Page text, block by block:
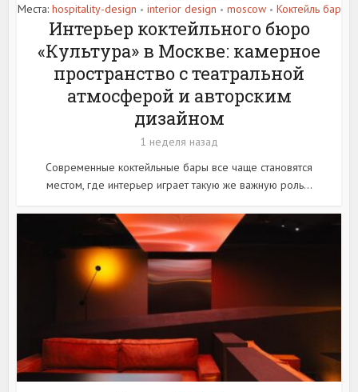
Места: hospitality-design • interior design • moscow • Коктейль бар
Интерьер коктейльного бюро
«Культура» в Москве: камерное
пространство с театральной
атмосферой и авторским
дизайном
1 неделя назад
Современные коктейльные бары все чаще становятся
местом, где интерьер играет такую же важную роль...